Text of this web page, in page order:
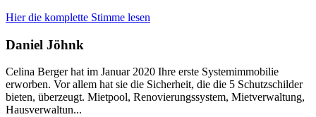
Hier die komplette Stimme lesen
Daniel Jöhnk
Celina Berger hat im Januar 2020 Ihre erste Systemimmobilie
erworben. Vor allem hat sie die Sicherheit, die die 5 Schutzschilder
bieten, überzeugt. Mietpool, Renovierungssystem, Mietverwaltung,
Hausverwaltun...